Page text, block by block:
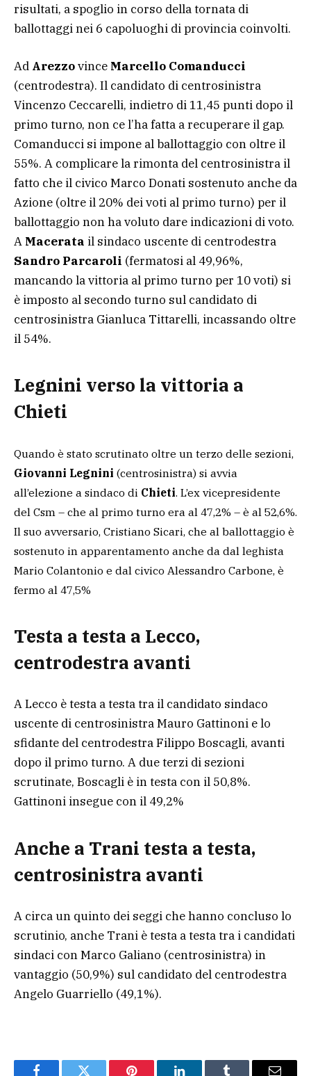
risultati, a spoglio in corso della tornata di
ballottaggi nei 6 capoluoghi di provincia coinvolti.
Ad Arezzovince Marcello Comanducci
(centrodestra). Il candidato di centrosinistra
Vincenzo Ceccarelli, indietro di 11,45 punti dopo il
primo turno, non ce l’ha fatta a recuperare il gap.
Comanducci si impone al ballottaggio con oltre il
55%. A complicare la rimonta del centrosinistra il
fatto che il civico Marco Donati sostenuto anche da
Azione (oltre il 20% dei voti al primo turno) per il
ballottaggio non ha voluto dare indicazioni di voto.
A Macerata il sindaco uscente di centrodestra
Sandro Parcaroli (fermatosi al 49,96%,
mancando la vittoria al primo turno per 10 voti) si
è imposto al secondo turno sul candidato di
centrosinistra Gianluca Tittarelli, incassando oltre
il 54%.
Legnini verso la vittoria a
Chieti
Quando è stato scrutinato oltre un terzo delle sezioni,
Giovanni Legnini (centrosinistra) si avvia
all’elezione a sindaco di Chieti. L’ex vicepresidente
del Csm – che al primo turno era al 47,2% – è al 52,6%.
Il suo avversario, Cristiano Sicari, che al ballottaggio è
sostenuto in apparentamento anche da dal leghista
Mario Colantonio e dal civico Alessandro Carbone, è
fermo al 47,5%
Testa a testa a Lecco,
centrodestra avanti
A Lecco è testa a testa tra il candidato sindaco
uscente di centrosinistra Mauro Gattinoni e lo
sfidante del centrodestra Filippo Boscagli, avanti
dopo il primo turno. A due terzi di sezioni
scrutinate, Boscagli è in testa con il 50,8%.
Gattinoni insegue con il 49,2%
Anche a Trani testa a testa,
centrosinistra avanti
A circa un quinto dei seggi che hanno concluso lo
scrutinio, anche Trani è testa a testa tra i candidati
sindaci con Marco Galiano (centrosinistra) in
vantaggio (50,9%) sul candidato del centrodestra
Angelo Guarriello (49,1%).